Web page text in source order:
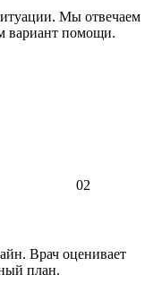
Мы отвечаем
вариант помощи.
02
Врач оценивает
план.